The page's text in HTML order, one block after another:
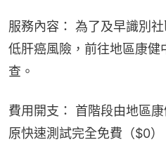
服務內容： 為了及早識別
低肝癌風險，前往地區康健
查。
費用開支： 首階段由地區
原快速測試完全免費（$0